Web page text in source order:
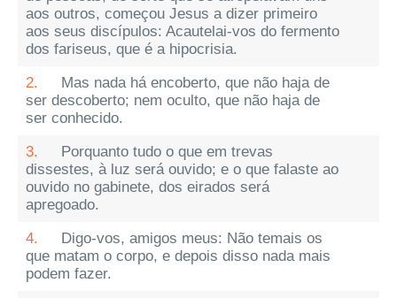
aos outros, começou Jesus a dizer primeiro
aos seus discípulos: Acautelai-vos do fermento
dos fariseus, que é a hipocrisia.
2.
Mas nada há encoberto, que não haja de
ser descoberto; nem oculto, que não haja de
ser conhecido.
3.
Porquanto tudo o que em trevas
dissestes, à luz será ouvido; e o que falaste ao
ouvido no gabinete, dos eirados será
apregoado.
4.
Digo-vos, amigos meus: Não temais os
que matam o corpo, e depois disso nada mais
podem fazer.